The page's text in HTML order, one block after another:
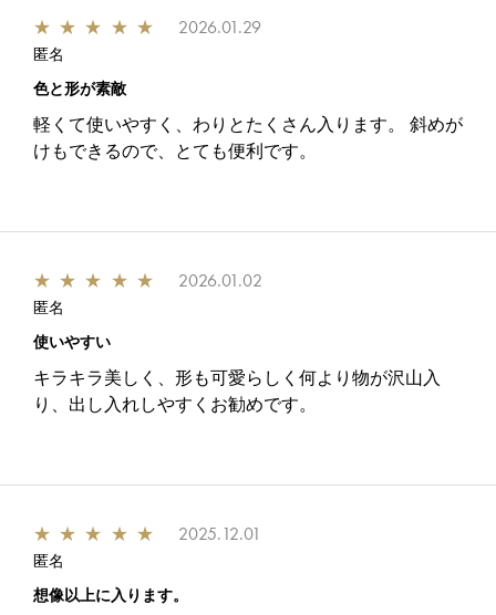
★ ★ ★ ★ ★ 2026.01.29
匿名
色と形が素敵
軽くて使いやすく、わりとたくさん入ります。 斜めが
けもできるので、とても便利です。
★ ★ ★ ★ ★ 2026.01.02
匿名
使いやすい
キラキラ美しく、形も可愛らしく何より物が沢山入
り、出し入れしやすくお勧めです。
★ ★ ★ ★ ★ 2025.12.01
匿名
想像以上に入ります。